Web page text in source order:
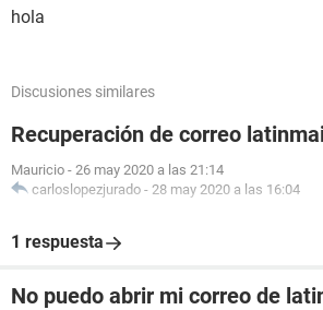
hola
Discusiones similares
Recuperación de correo
Mauricio - 26 may 2020 a las 21:14
carloslopezjurado - 28 may 2020 a las 16:04
1 respuesta
No puedo abrir mi correo de